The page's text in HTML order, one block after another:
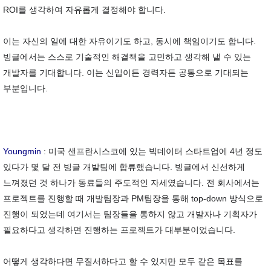
ROI를 생각하여 자유롭게 결정해야 합니다.
이는 자신의 일에 대한 자유이기도 하고, 동시에 책임이기도 합니다.
빙글에서는 스스로 기술적인 해결책을 고민하고 생각해 낼 수 있는
개발자를 기대합니다. 이는 신입이든 경력자든 공통으로 기대되는
부분입니다.
Youngmin : 미국 샌프란시스코에 있는 빅데이터 스타트업에 4년 정도
있다가 몇 달 전 빙글 개발팀에 합류했습니다. 빙글에서 신선하게
느껴졌던 것 하나가 동료들의 주도적인 자세였습니다. 전 회사에서는
프로젝트를 진행할 때 개발팀장과 PM팀장을 통해 top-down 방식으로
진행이 되었는데 여기서는 팀장들을 통하지 않고 개발자나 기획자가
필요하다고 생각하면 진행하는 프로젝트가 대부분이었습니다.
어떻게 생각하다면 무질서하다고 할 수 있지만 모두 같은 목표를